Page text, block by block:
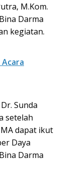
M.Kom.
Darma
kegiatan.
Sunda
setelah
dapat ikut
Daya
Darma